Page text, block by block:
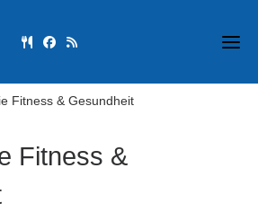
fas fa-utensils
fab fa-facebook
fas fa-rss
Fitness & Gesundheit
Fitness &